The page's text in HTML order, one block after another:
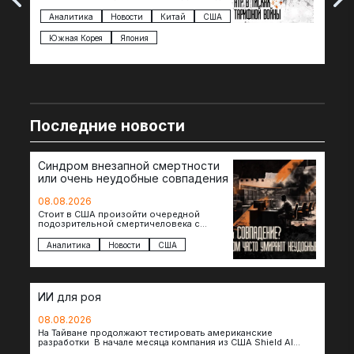
импорта из более 100 стран…
Аналитика Новости Китай США
Южная Корея Япония
Последние новости
Синдром внезапной смертности
или очень неудобные совпадения
08.08.2026
Стоит в США произойти очередной
подозрительной смертичеловека с
как официальные версии снова
оказываются удивительно похожими:
Аналитика Новости США
ИИ для роя
08.08.2026
На Тайване продолжают тестировать американские
разработки В начале месяца компания из США Shield AI